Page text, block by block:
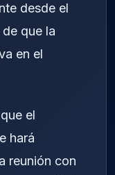
desde el
que la
en el
el
hará
reunión con